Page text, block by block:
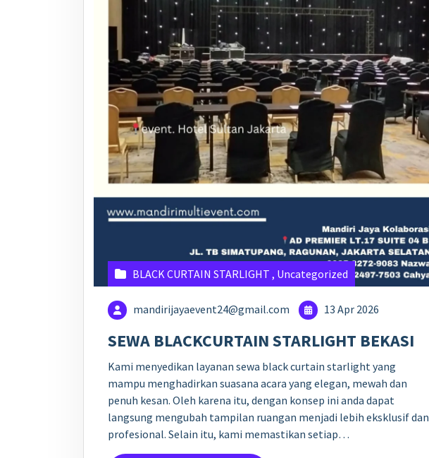
BLACK CURTAIN STARLIGHT , Uncategorized
mandirijayaevent24@gmail.com 13 Apr 2026
SEWA BLACKCURTAIN STARLIGHT BEKASI
Kami menyedikan layanan sewa black curtain starlight yang
mampu menghadirkan suasana acara yang elegan, mewah dan
penuh kesan. Oleh karena itu, dengan konsep ini anda dapat
langsung mengubah tampilan ruangan menjadi lebih eksklusif dan
profesional. Selain itu, kami memastikan setiap…